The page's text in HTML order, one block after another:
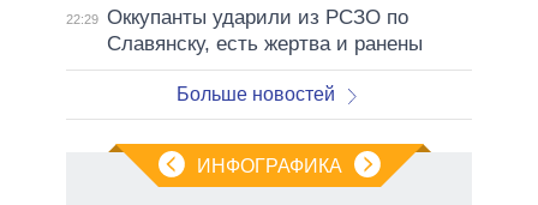
22:29 Оккупанты ударили из РСЗО по
Славянску, есть жертва и ранены
Больше новостей
ИНФОГРАФИКА